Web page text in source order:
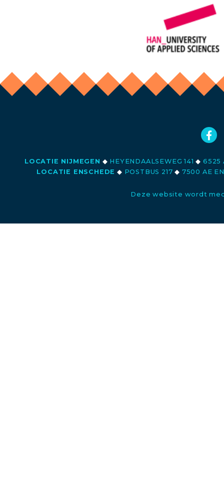
LOCATIE NIJMEGEN ◆ HEYENDAALSEWEG 141◆ 6525
LOCATIE ENSCHEDE ◆ POSTBUS 217◆ 7500 AE
Deze website wordt